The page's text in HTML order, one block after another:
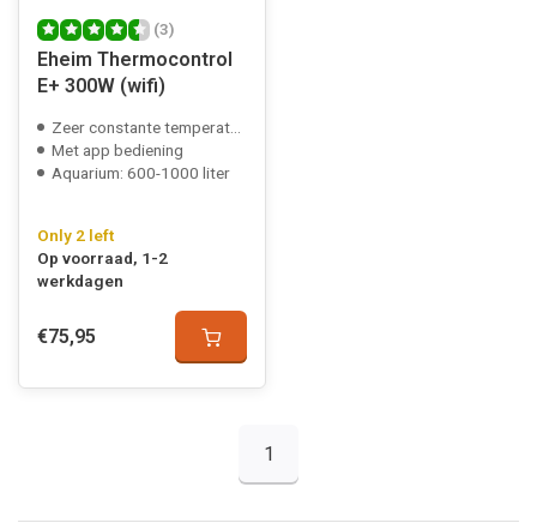
(3)
Eheim Thermocontrol
E+ 300W (wifi)
Zeer constante temperatuur
Met app bediening
Aquarium: 600-1000 liter
Only 2 left
Op voorraad, 1-2
werkdagen
€75,95
1